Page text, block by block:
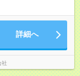
詳細へ
社